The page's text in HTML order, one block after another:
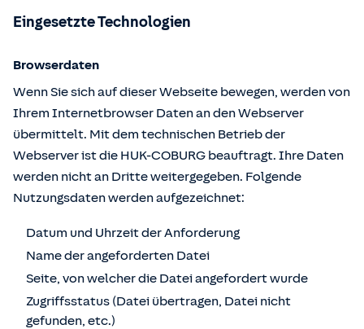
Eingesetzte Technologien
Browserdaten
Wenn Sie sich auf dieser Webseite bewegen, werden von
Ihrem Internetbrowser Daten an den Webserver
übermittelt. Mit dem technischen Betrieb der
Webserver ist die HUK-COBURG beauftragt. Ihre Daten
werden nicht an Dritte weitergegeben. Folgende
Nutzungsdaten werden aufgezeichnet:
Datum und Uhrzeit der Anforderung
Name der angeforderten Datei
Seite, von welcher die Datei angefordert wurde
Zugriffsstatus (Datei übertragen, Datei nicht
gefunden, etc.)